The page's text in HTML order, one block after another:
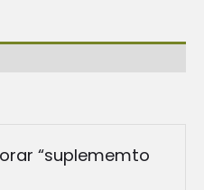
“suplememto